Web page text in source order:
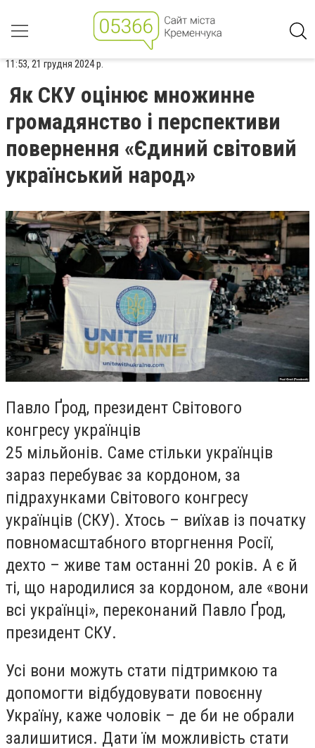
11:53, 21 грудня 2024 р.
Як СКУ оцінює множинне
громадянство і перспективи
повернення «Єдиний світовий
український народ»
Павло Ґрод, президент Світового
конгресу українців
25 мільйонів. Саме стільки українців
зараз перебуває за кордоном, за
підрахунками Світового конгресу
українців (СКУ). Хтось – виїхав із початку
повномасштабного вторгнення Росії,
дехто – живе там останні 20 років. А є й
ті, що народилися за кордоном, але «вони
всі українці», переконаний Павло Ґрод,
президент СКУ.
Усі вони можуть стати підтримкою та
допомогти відбудовувати повоєнну
Україну, каже чоловік – де би не обрали
залишитися. Дати їм можливість стати